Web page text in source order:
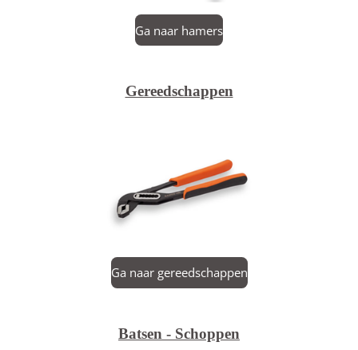
Ga naar hamers
Gereedschappen
Ga naar gereedschappen
Batsen - Schoppen